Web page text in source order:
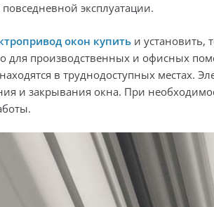
повседневной эксплуатации.
окон купить и установить,
для производственных и офисных
в труднодоступных местах.
и закрывания окна. При